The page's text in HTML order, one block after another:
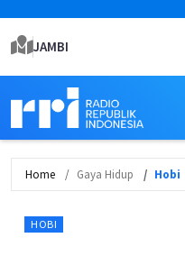
JAMBI
Home Gaya Hidup Hobi
HOBI